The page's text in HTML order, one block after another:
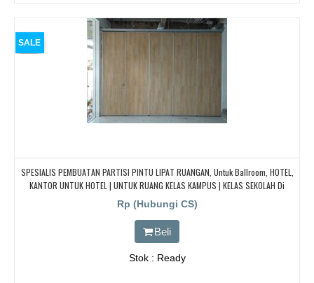
SALE
SPESIALIS PEMBUATAN PARTISI PINTU LIPAT RUANGAN, Untuk Ballroom, HOTEL,
KANTOR UNTUK HOTEL | UNTUK RUANG KELAS KAMPUS | KELAS SEKOLAH Di
BANDUNG, JAKARTA, BEKASI, TANGERANG
Rp (Hubungi CS)
Beli
Stok : Ready